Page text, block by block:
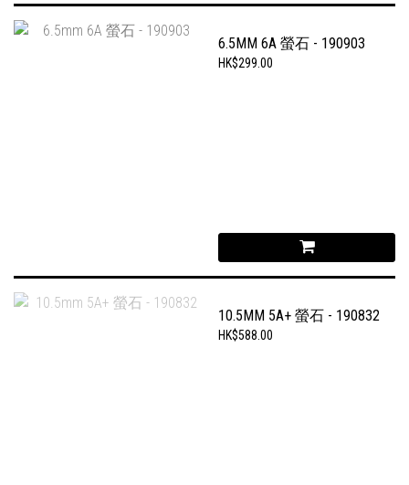
6.5MM 6A 螢石 - 190903
HK$299.00
10.5MM 5A+ 螢石 - 190832
HK$588.00